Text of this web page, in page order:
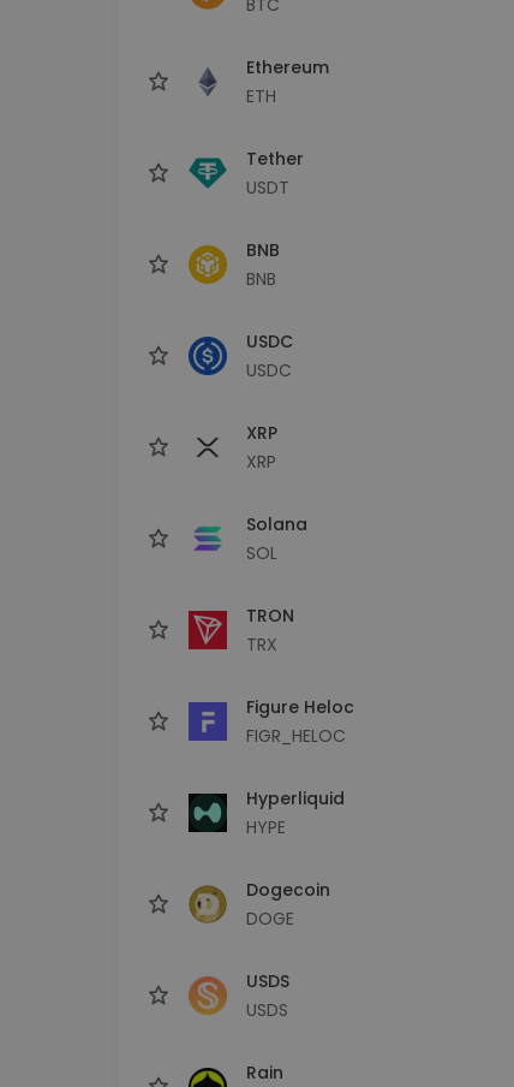
Finde deine Krypto-Strategie
Ethereum
ETH
Tether
USDT
BNB
BNB
USDC
USDC
XRP
XRP
Solana
SOL
TRON
TRX
Figure Heloc
FIGR_HELOC
Hyperliquid
HYPE
Dogecoin
DOGE
USDS
USDS
Rain